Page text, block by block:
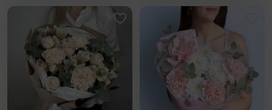
Добавить в избранное